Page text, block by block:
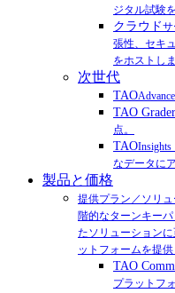
ジタル試験
クラウド
張性、セキ
をホストしま
次世代
TAO
TAO
点。
TAO
なデータに
製品と価格
提供プラン／ソリ
階的なターンキー
たソリューション
ットフォームを提供
TAO
プラットフ